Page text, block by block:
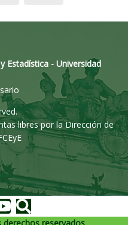
Estadística - Universidad
libres por la Dirección de